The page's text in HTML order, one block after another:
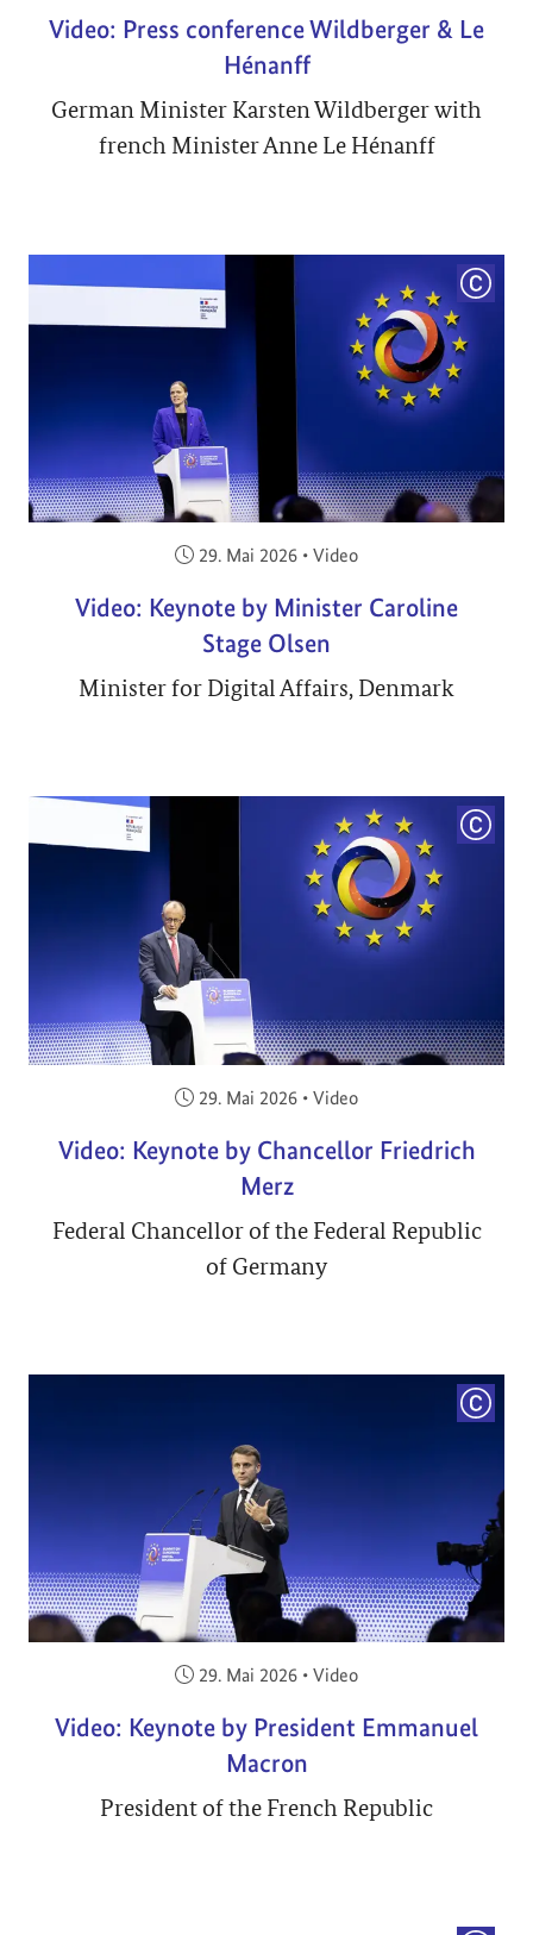
Video: Press conference Wildberger & Le
Hénanff
German Minister Karsten Wildberger with
french Minister Anne Le Hénanff
Veröffentlicht am:
29. Mai 2026 • Video
Video: Keynote by Minister Caroline
Stage Olsen
Minister for Digital Affairs, Denmark
Veröffentlicht am:
29. Mai 2026 • Video
Video: Keynote by Chancellor Friedrich
Merz
Federal Chancellor of the Federal Republic
of Germany
Veröffentlicht am:
29. Mai 2026 • Video
Video: Keynote by President Emmanuel
Macron
President of the French Republic